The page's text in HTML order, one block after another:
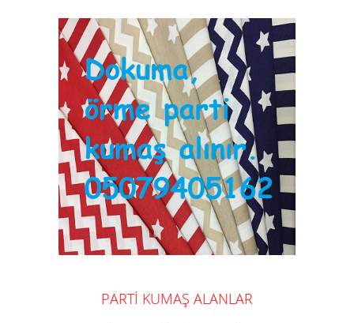
PARTİ KUMAŞ ALANLAR